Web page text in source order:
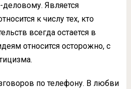
Является
к числу тех, кто
всегда остается в
относится осторожно, с
по телефону. В любви